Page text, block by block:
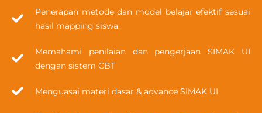
Penerapan metode dan model belajar efektif sesuai
hasil mapping siswa.
Memahami penilaian dan pengerjaan SIMAK UI
dengan sistem CBT
Menguasai materi dasar & advance SIMAK UI